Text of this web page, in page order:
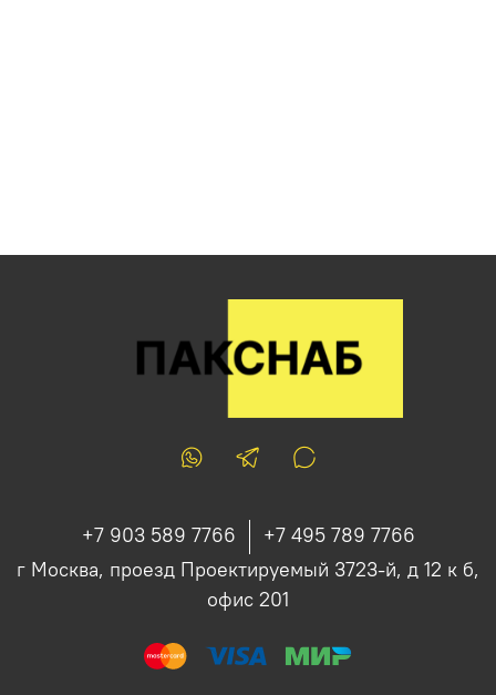
+7 903 589 7766
+7 495 789 7766
г Москва, проезд Проектируемый 3723-й, д 12 к б,
офис 201